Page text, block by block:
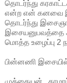
தொடர்ந்து
என்ற என் கனவை
தொடர்ந்து
இசையனுபவத்தை
மொத்த உழைப்பு 2
பின்னணி
முத்தையன் ,